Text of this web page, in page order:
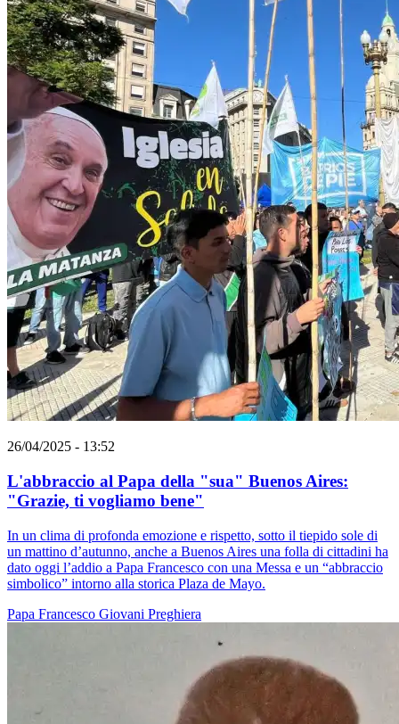
26/04/2025 - 13:52
L'abbraccio al Papa della "sua" Buenos Aires:
"Grazie, ti vogliamo bene"
In un clima di profonda emozione e rispetto, sotto il tiepido sole di
un mattino d’autunno, anche a Buenos Aires una folla di cittadini ha
dato oggi l’addio a Papa Francesco con una Messa e un “abbraccio
simbolico” intorno alla storica Plaza de Mayo.
Papa Francesco Giovani Preghiera